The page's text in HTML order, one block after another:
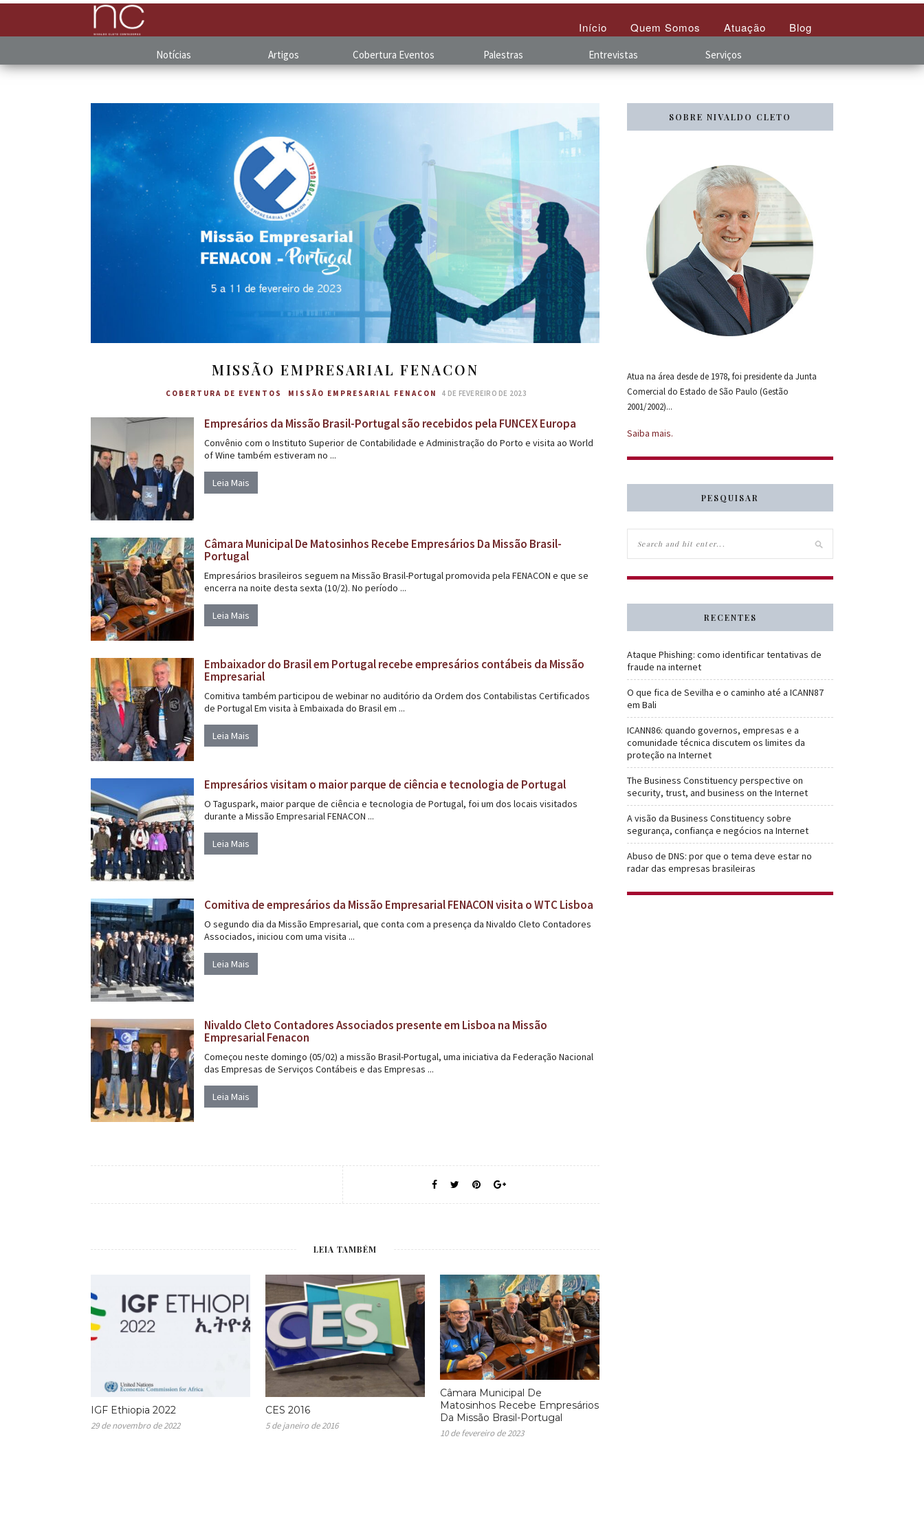
Início Quem Somos Atuação Blog
Notícias Artigos Cobertura Eventos Palestras Entrevistas Serviços
MISSÃO EMPRESARIAL FENACON
COBERTURA DE EVENTOS MISSÃO EMPRESARIAL FENACON 4 DE FEVEREIRO DE 2023
Empresários da Missão Brasil-Portugal são recebidos pela FUNCEX Europa
Convênio com o Instituto Superior de Contabilidade e Administração do Porto e visita ao World
of Wine também estiveram no ...
Leia Mais
Câmara Municipal De Matosinhos Recebe Empresários Da Missão Brasil-
Portugal
Empresários brasileiros seguem na Missão Brasil-Portugal promovida pela FENACON e que se
encerra na noite desta sexta (10/2). No período ...
Leia Mais
Embaixador do Brasil em Portugal recebe empresários contábeis da Missão
Empresarial
Comitiva também participou de webinar no auditório da Ordem dos Contabilistas Certificados
de Portugal Em visita à Embaixada do Brasil em ...
Leia Mais
Empresários visitam o maior parque de ciência e tecnologia de Portugal
O Taguspark, maior parque de ciência e tecnologia de Portugal, foi um dos locais visitados
durante a Missão Empresarial FENACON ...
Leia Mais
Comitiva de empresários da Missão Empresarial FENACON visita o WTC Lisboa
O segundo dia da Missão Empresarial, que conta com a presença da Nivaldo Cleto Contadores
Associados, iniciou com uma visita ...
Leia Mais
Nivaldo Cleto Contadores Associados presente em Lisboa na Missão
Empresarial Fenacon
Começou neste domingo (05/02) a missão Brasil-Portugal, uma iniciativa da Federação Nacional
das Empresas de Serviços Contábeis e das Empresas ...
Leia Mais
LEIA TAMBÉM
IGF Ethiopia 2022
29 de novembro de 2022
CES 2016
5 de janeiro de 2016
Câmara Municipal De
Matosinhos Recebe Empresários
Da Missão Brasil-Portugal
10 de fevereiro de 2023
SOBRE NIVALDO CLETO
Atua na área desde de 1978, foi presidente da Junta
Comercial do Estado de São Paulo (Gestão
2001/2002)...
Saiba mais.
PESQUISAR
RECENTES
Ataque Phishing: como identificar tentativas de
fraude na internet
O que fica de Sevilha e o caminho até a ICANN87
em Bali
ICANN86: quando governos, empresas e a
comunidade técnica discutem os limites da
proteção na Internet
The Business Constituency perspective on
security, trust, and business on the Internet
A visão da Business Constituency sobre
segurança, confiança e negócios na Internet
Abuso de DNS: por que o tema deve estar no
radar das empresas brasileiras